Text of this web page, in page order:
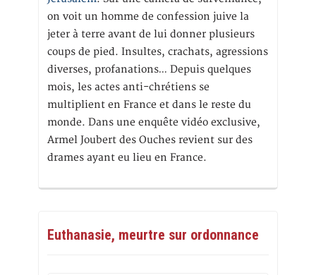
on voit un homme de confession juive la
jeter à terre avant de lui donner plusieurs
coups de pied. Insultes, crachats, agressions
diverses, profanations… Depuis quelques
mois, les actes anti-chrétiens se
multiplient en France et dans le reste du
monde. Dans une enquête vidéo exclusive,
Armel Joubert des Ouches revient sur des
drames ayant eu lieu en France.
Euthanasie, meurtre sur ordonnance